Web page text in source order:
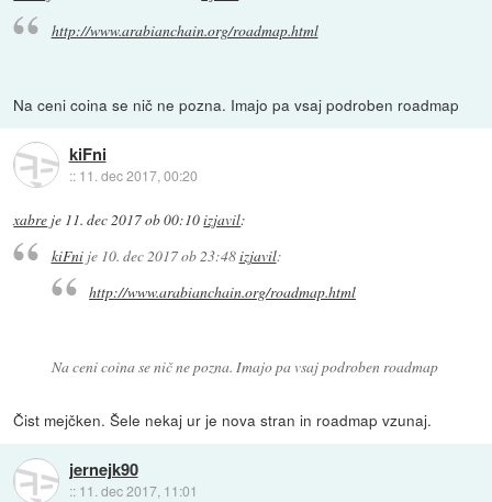
http://www.arabianchain.org/roadmap.html
Na ceni coina se nič ne pozna. Imajo pa vsaj podroben roadmap
kiFni
:: 11. dec 2017, 00:20
xabre je 11. dec 2017 ob 00:10izjavil:
kiFnije 10. dec 2017 ob 23:48izjavil:
http://www.arabianchain.org/roadmap.html
Na ceni coina se nič ne pozna. Imajo pa vsaj podroben roadmap
Čist mejčken. Šele nekaj ur je nova stran in roadmap vzunaj.
jernejk90
:: 11. dec 2017, 11:01